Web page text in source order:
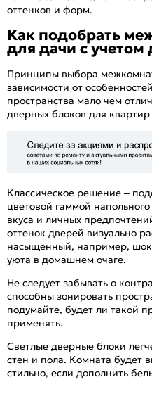
оттенков и форм.
Как подобрать
для дачи с учетом
Принципы выбора
зависимости от
пространства мало чем
дверных блоков для
Классическое решение –
цветовой гаммой
вкуса и личных
оттенок дверей визуально
насыщенный, например,
уюта в домашнем очаге.
Не следует забывать о
способны зонировать
подумайте, будет ли такой
применять.
Светлые дверные блоки
стен и пола. Комната будет
стильно, если дополнить